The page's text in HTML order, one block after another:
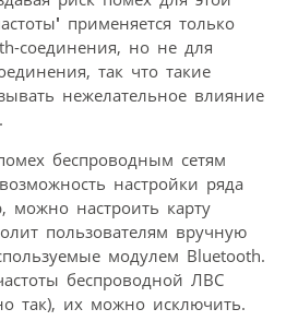
′ применяется только
соединения, но не для
так что такие
нежелательное влияние
беспроводным сетям
настройки ряда
можно настроить карту
пользователям вручную
модулем Bluetooth.
беспроводной ЛВС
так), их можно исключить.